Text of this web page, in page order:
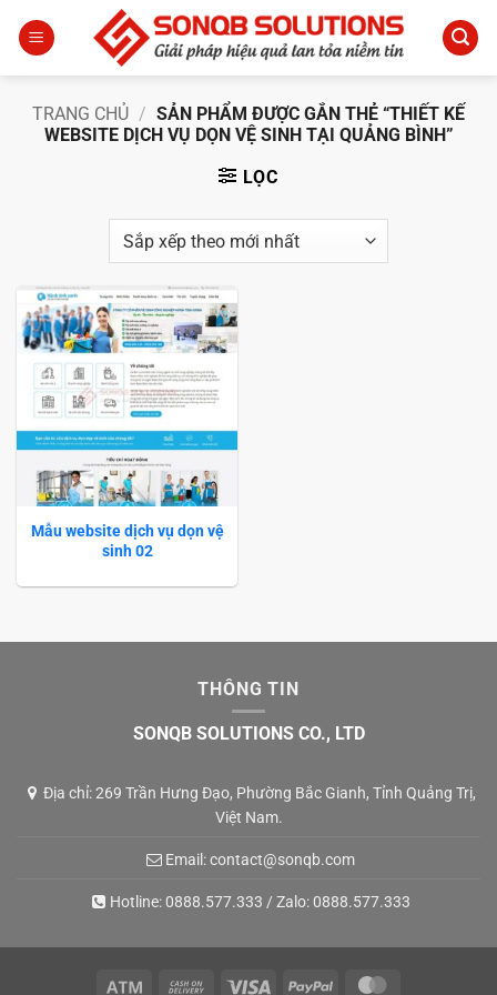
qua
TRANG CHỦ / SẢN PHẨM ĐƯỢC GẮN THẺ “THIẾT KẾ
WEBSITE DỊCH VỤ DỌN VỆ SINH TẠI QUẢNG BÌNH”
LỌC
Mẫu website dịch vụ dọn vệ
sinh 02
THÔNG TIN
SONQB SOLUTIONS CO., LTD
Địa chỉ: 269 Trần Hưng Đạo, Phường Bắc Gianh, Tỉnh Quảng Trị,
Việt Nam.
Email:contact@sonqb.com
Hotline:0888.577.333 / Zalo:0888.577.333
Atm Cash Visa PayPal